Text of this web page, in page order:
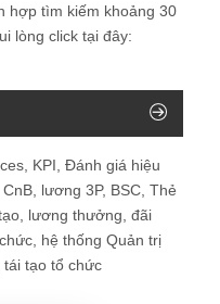
hợp tìm kiếm khoảng 30
lòng click tại đây:
KPI, Đánh giá hiệu
lương 3P, BSC, Thẻ
lương thưởng, đãi
hệ thống Quản trị
tạo tổ chức